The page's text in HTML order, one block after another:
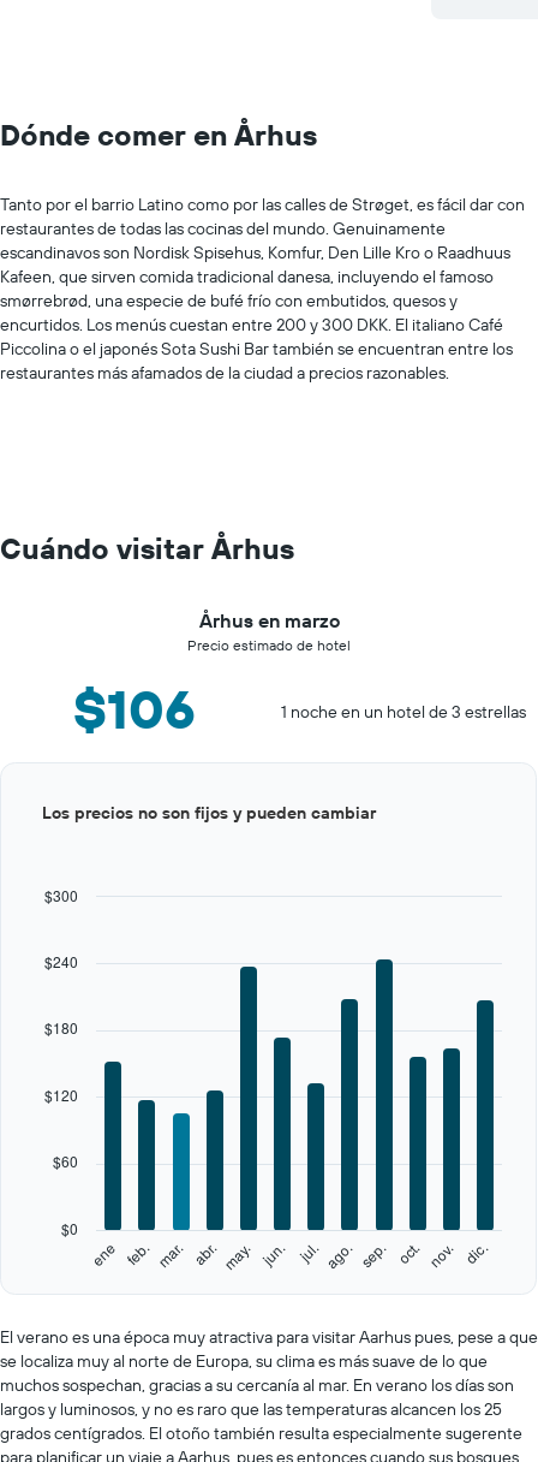
Dónde comer en Århus
Tanto por el barrio Latino como por las calles de Strøget, es fácil dar con
restaurantes de todas las cocinas del mundo. Genuinamente
escandinavos son Nordisk Spisehus, Komfur, Den Lille Kro o Raadhuus
Kafeen, que sirven comida tradicional danesa, incluyendo el famoso
smørrebrød, una especie de bufé frío con embutidos, quesos y
encurtidos. Los menús cuestan entre 200 y 300 DKK. El italiano Café
Piccolina o el japonés Sota Sushi Bar también se encuentran entre los
restaurantes más afamados de la ciudad a precios razonables.
Cuándo visitar Århus
Århus en marzo
Precio estimado de hotel
$106 1 noche en un hotel de 3 estrellas
Range:
categories.
values.
Range:
0
to
300.
graphic.
ene feb. mar. abr. may. jun. jul. ago. sep. oct. nov. dic.
$0
$60
$120
$180
$240
$300
Los precios no son fijos y pueden cambiar
interactive
El verano es una época muy atractiva para visitar Aarhus pues, pese a que
se localiza muy al norte de Europa, su clima es más suave de lo que
muchos sospechan, gracias a su cercanía al mar. En verano los días son
largos y luminosos, y no es raro que las temperaturas alcancen los 25
grados centígrados. El otoño también resulta especialmente sugerente
para planificar un viaje a Aarhus, pues es entonces cuando sus bosques